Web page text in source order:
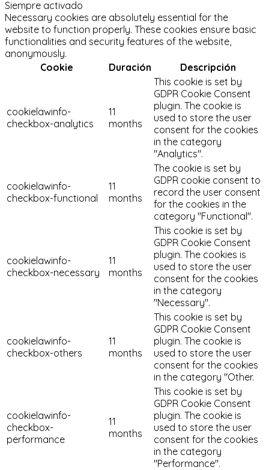
Siempre activado
Necessary cookies are absolutely essential for the
website to function properly. These cookies ensure basic
functionalities and security features of the website,
anonymously.
Cookie
Duración Descripción
cookielawinfo-
checkbox-analytics
11
months
This cookie is set by
GDPR Cookie Consent
plugin. The cookie is
used to store the user
consent for the cookies
in the category
"Analytics".
cookielawinfo-
checkbox-functional
11
months
The cookie is set by
GDPR cookie consent to
record the user consent
for the cookies in the
category "Functional".
cookielawinfo-
checkbox-necessary
11
months
This cookie is set by
GDPR Cookie Consent
plugin. The cookies is
used to store the user
consent for the cookies
in the category
"Necessary".
cookielawinfo-
checkbox-others
11
months
This cookie is set by
GDPR Cookie Consent
plugin. The cookie is
used to store the user
consent for the cookies
in the category "Other.
cookielawinfo-
checkbox-
performance
11
months
This cookie is set by
GDPR Cookie Consent
plugin. The cookie is
used to store the user
consent for the cookies
in the category
"Performance".